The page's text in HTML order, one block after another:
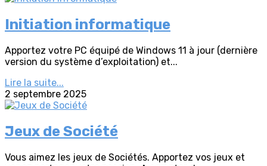
Initiation informatique
Apportez votre PC équipé de Windows 11 à jour (dernière
version du système d’exploitation) et...
Lire la suite...
2 septembre 2025
Jeux de Société
Vous aimez les jeux de Sociétés. Apportez vos jeux et